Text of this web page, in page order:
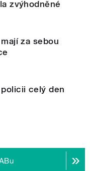
zvýhodněné
za sebou
celý den